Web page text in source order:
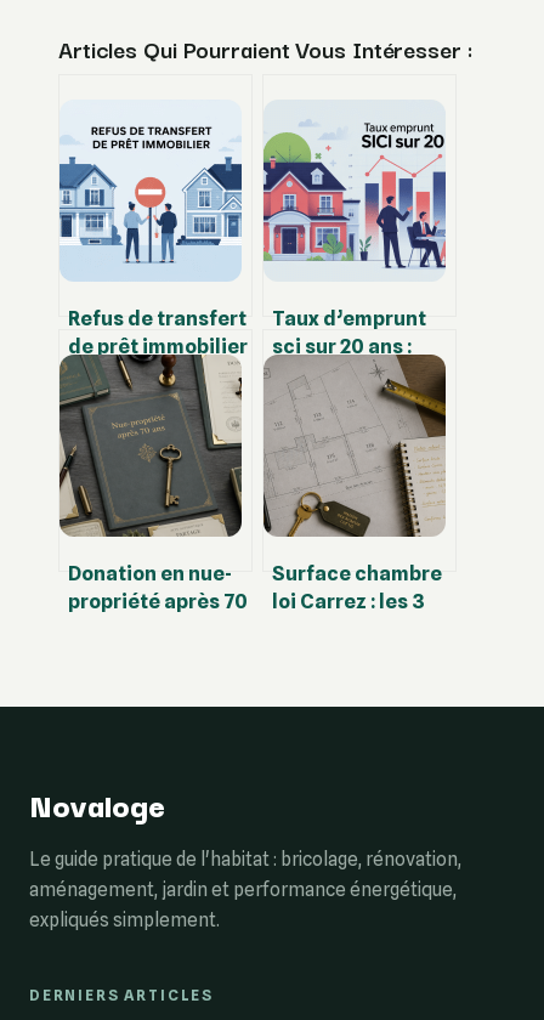
Articles Qui Pourraient Vous Intéresser :
Refus de transfert
de prêt immobilier
: vos recours et
solutions
concrètes
Taux d’emprunt
sci sur 20 ans :
taux moyens,
conditions et
optimisations
Donation en nue-
propriété après 70
Surface chambre
loi Carrez : les 3
Novaloge
Le guide pratique de l'habitat : bricolage, rénovation,
aménagement, jardin et performance énergétique,
expliqués simplement.
DERNIERS ARTICLES